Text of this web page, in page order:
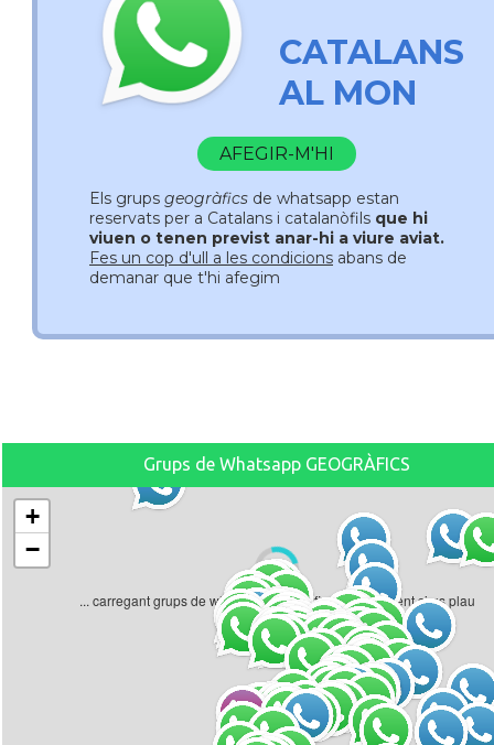
CATALANS
AL MON
AFEGIR-M'HI
Els grups geogràfics de whatsapp estan
reservats per a Catalans i catalanòfils que hi
viuen o tenen previst anar-hi a viure aviat.
Fes un cop d'ull a les condicions abans de
demanar que t'hi afegim
Grups de Whatsapp GEOGRÀFICS
... carregant grups de whatsapp geogràfics... un moment si us plau
+
−